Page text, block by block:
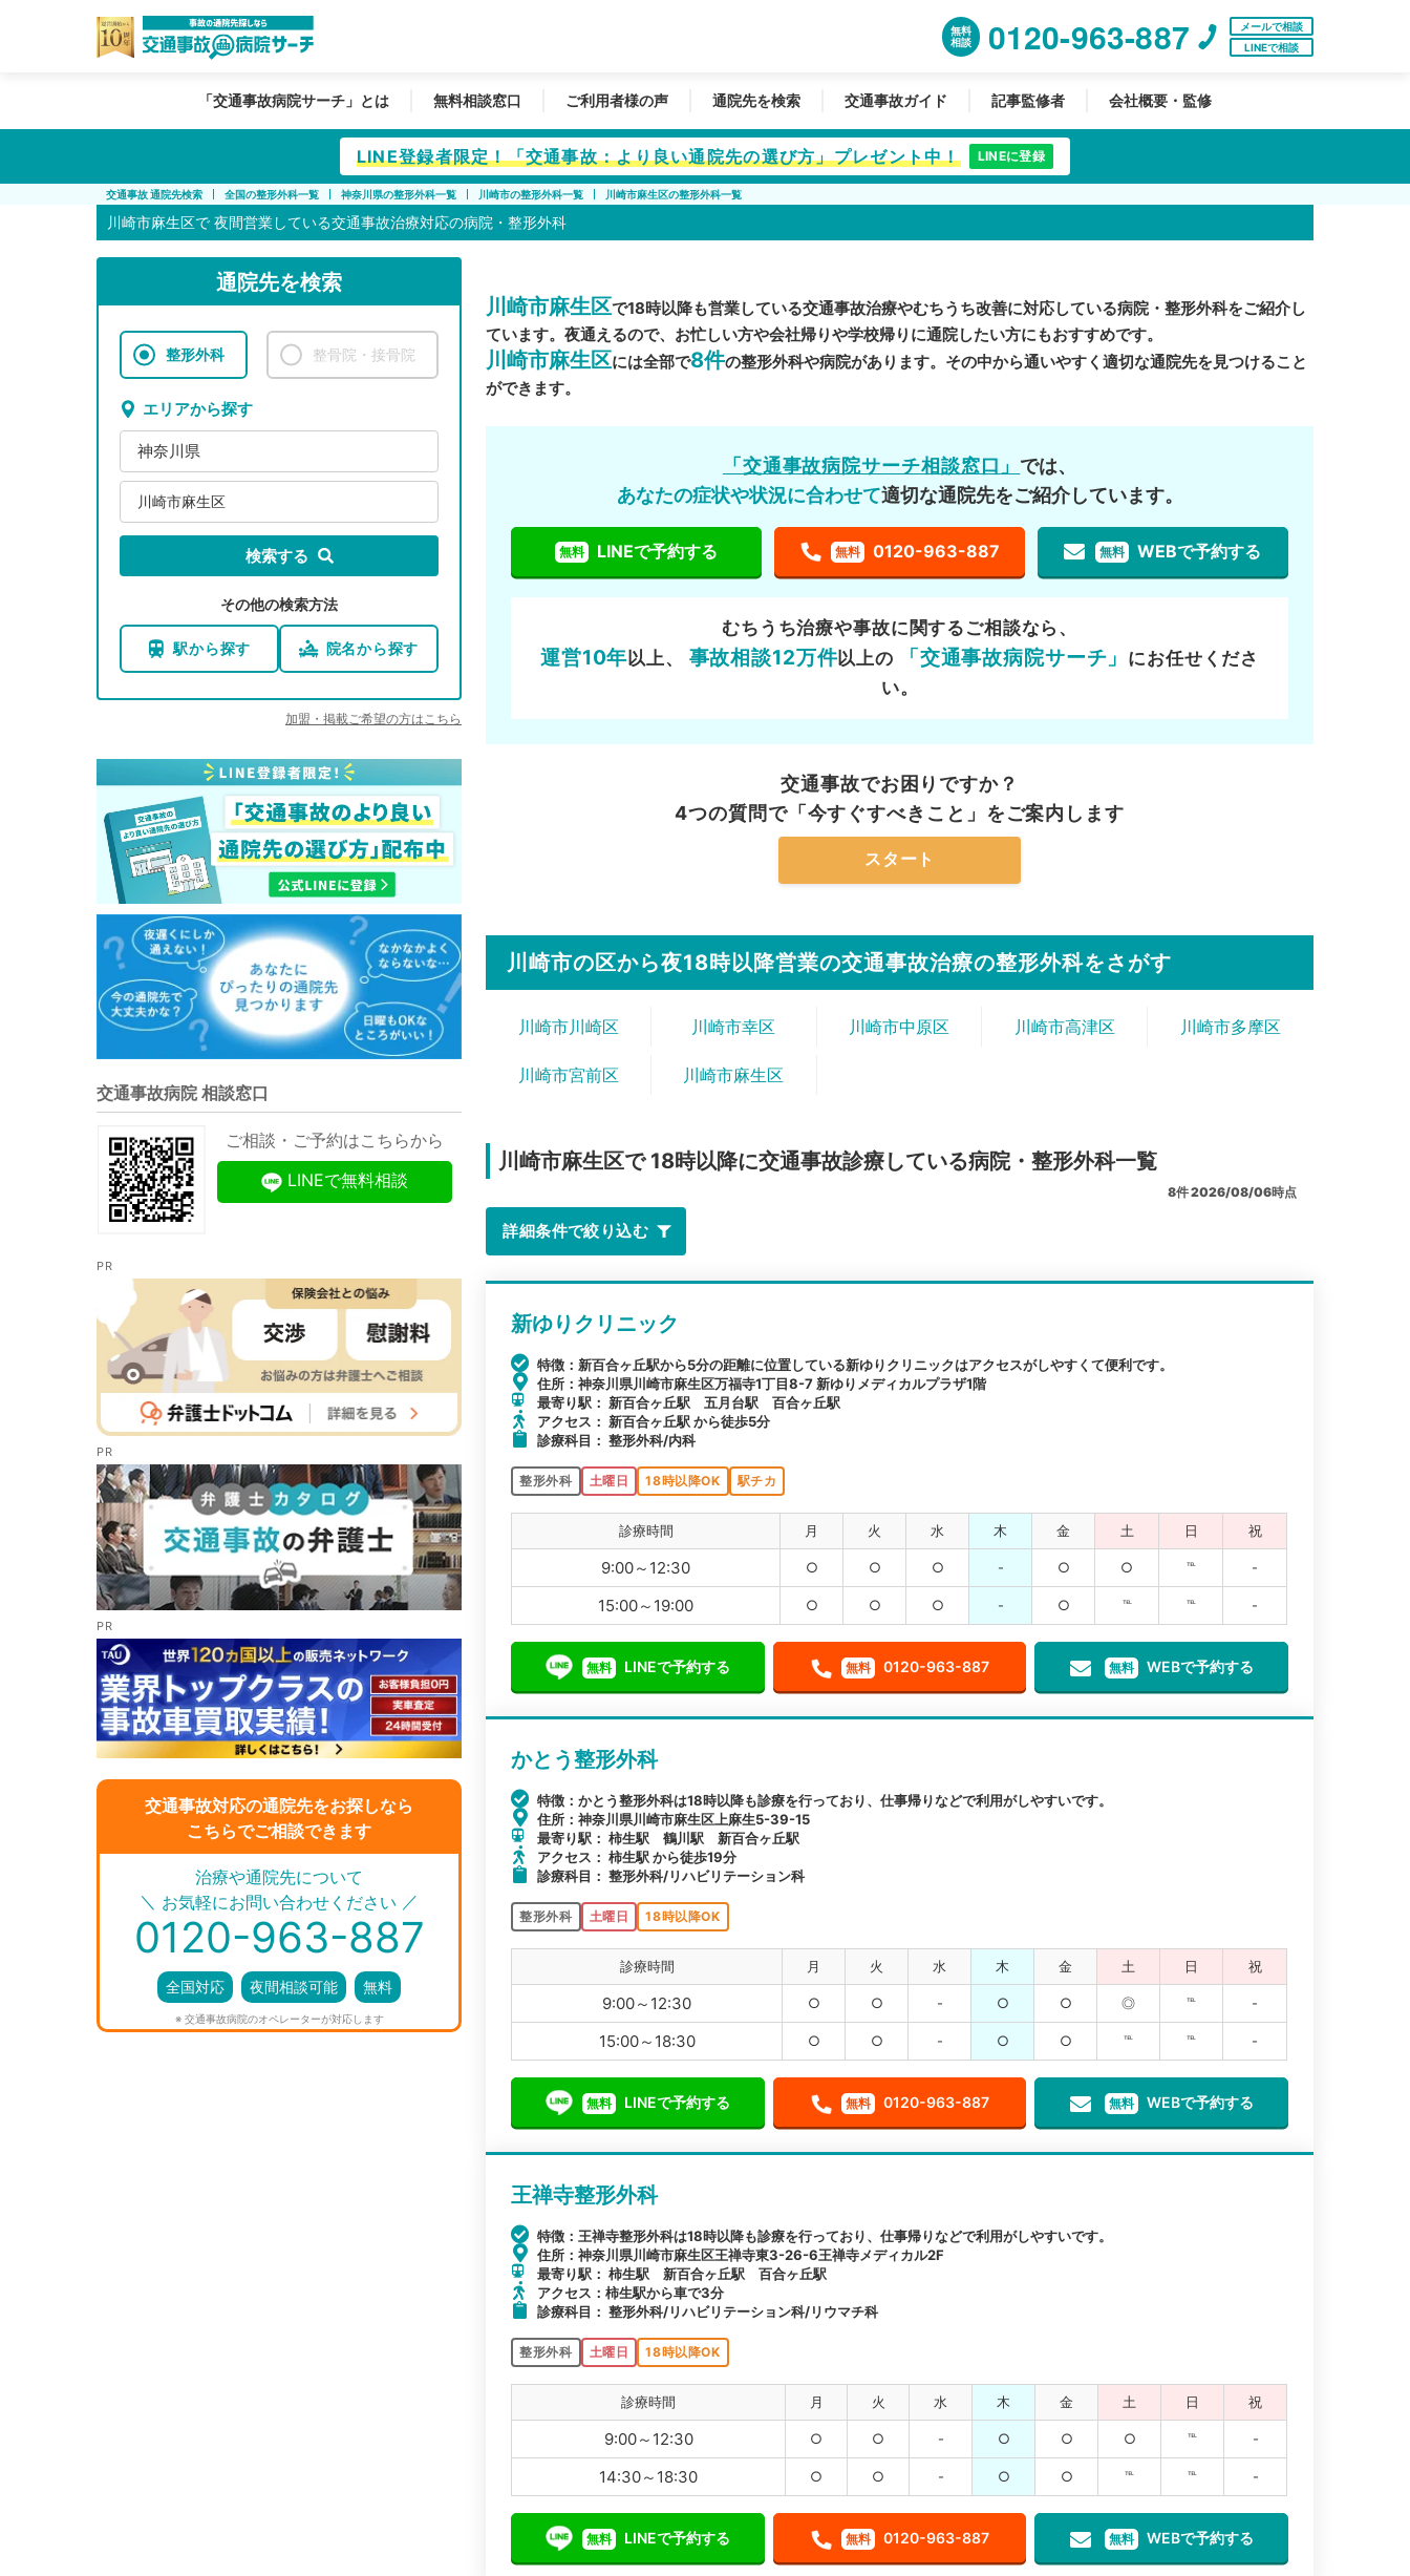
無料
相談
0120-963-887
メールで相談
LINEで相談
「交通事故病院サーチ」とは 無料相談窓口 ご利用者様の声 通院先を検索 交通事故ガイド 記事監修者 会社概要・監修
LINE登録者限定！「交通事故：より良い通院先の選び方」プレゼント中！ LINEに登録
交通事故 通院先検索 全国の整形外科一覧 神奈川県の整形外科一覧 川崎市の整形外科一覧 川崎市麻生区の整形外科一覧
川崎市麻生区で 夜間営業している交通事故治療対応の病院・整形外科
通院先を検索
整形外科 整骨院・接骨院
エリアから探す
神奈川県
川崎市麻生区
検索する
その他の検索方法
駅から探す 院名から探す
加盟・掲載ご希望の方はこちら
交通事故病院 相談窓口
ご相談・ご予約はこちらから
LINEで無料相談
交通事故対応の通院先をお探しなら
こちらでご相談できます
＼ ／
治療や通院先について
お気軽にお問い合わせください
0120-963-887
全国対応 夜間相談可能 無料
※ 交通事故病院のオペレーターが対応します
川崎市麻生区で18時以降も営業している交通事故治療やむちうち改善に対応している病院・整形外科をご紹介し
ています。夜通えるので、お忙しい方や会社帰りや学校帰りに通院したい方にもおすすめです。
川崎市麻生区には全部で8件の整形外科や病院があります。その中から通いやすく適切な通院先を見つけること
ができます。
「交通事故病院サーチ相談窓口」 では、
あなたの症状や状況に合わせて適切な通院先をご紹介しています。
無料 LINEで予約する 無料 0120-963-887 無料 WEBで予約する
むちうち治療や事故に関するご相談なら、
運営10年以上、 事故相談12万件以上の 「交通事故病院サーチ」 にお任せくださ
い。
交通事故でお困りですか？
4つの質問で「今すぐすべきこと」をご案内します
スタート
川崎市の区から夜18時以降営業の交通事故治療の整形外科をさがす
川崎市川崎区 川崎市幸区 川崎市中原区 川崎市高津区 川崎市多摩区
川崎市宮前区 川崎市麻生区
川崎市麻生区で 18時以降に交通事故診療している病院・整形外科一覧
8件2026/08/06時点
詳細条件で絞り込む
新ゆりクリニック
特徴：新百合ヶ丘駅から5分の距離に位置している新ゆりクリニックはアクセスがしやすくて便利です。
住所：神奈川県川崎市麻生区万福寺1丁目8-7 新ゆりメディカルプラザ1階
最寄り駅： 新百合ヶ丘駅 五月台駅 百合ヶ丘駅
アクセス： 新百合ヶ丘駅 から徒歩5分
診療科目： 整形外科/内科
整形外科 土曜日 18時以降OK 駅チカ
診療時間 月 火 水 木 金 土 日 祝
9:00～12:30 ○ ○ ○ - ○ ○ ℡ -
15:00～19:00 ○ ○ ○ - ○ ℡ ℡ -
無料 LINEで予約する 無料 0120-963-887 無料 WEBで予約する
かとう整形外科
特徴：かとう整形外科は18時以降も診療を行っており、仕事帰りなどで利用がしやすいです。
住所：神奈川県川崎市麻生区上麻生5-39-15
最寄り駅： 柿生駅 鶴川駅 新百合ヶ丘駅
アクセス： 柿生駅 から徒歩19分
診療科目： 整形外科/リハビリテーション科
整形外科 土曜日 18時以降OK
診療時間 月 火 水 木 金 土 日 祝
9:00～12:30 ○ ○ - ○ ○ ◎ ℡ -
15:00～18:30 ○ ○ - ○ ○ ℡ ℡ -
無料 LINEで予約する 無料 0120-963-887 無料 WEBで予約する
王禅寺整形外科
特徴：王禅寺整形外科は18時以降も診療を行っており、仕事帰りなどで利用がしやすいです。
住所：神奈川県川崎市麻生区王禅寺東3-26-6王禅寺メディカル2F
最寄り駅： 柿生駅 新百合ヶ丘駅 百合ヶ丘駅
アクセス：柿生駅から車で3分
診療科目： 整形外科/リハビリテーション科/リウマチ科
整形外科 土曜日 18時以降OK
診療時間 月 火 水 木 金 土 日 祝
9:00～12:30 ○ ○ - ○ ○ ○ ℡ -
14:30～18:30 ○ ○ - ○ ○ ℡ ℡ -
無料 LINEで予約する 無料 0120-963-887 無料 WEBで予約する